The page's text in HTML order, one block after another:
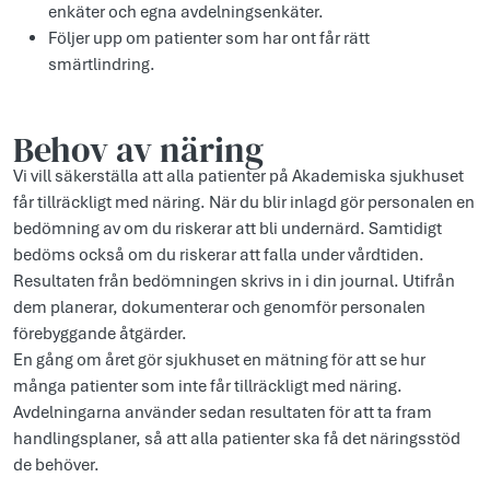
enkäter och egna avdelningsenkäter.
Följer upp om patienter som har ont får rätt
smärtlindring.
Behov av näring
Vi vill säkerställa att alla patienter på Akademiska sjukhuset
får tillräckligt med näring. När du blir inlagd gör personalen en
bedömning av om du riskerar att bli undernärd. Samtidigt
bedöms också om du riskerar att falla under vårdtiden.
Resultaten från bedömningen skrivs in i din journal. Utifrån
dem planerar, dokumenterar och genomför personalen
förebyggande åtgärder.
En gång om året gör sjukhuset en mätning för att se hur
många patienter som inte får tillräckligt med näring.
Avdelningarna använder sedan resultaten för att ta fram
handlingsplaner, så att alla patienter ska få det näringsstöd
de behöver.